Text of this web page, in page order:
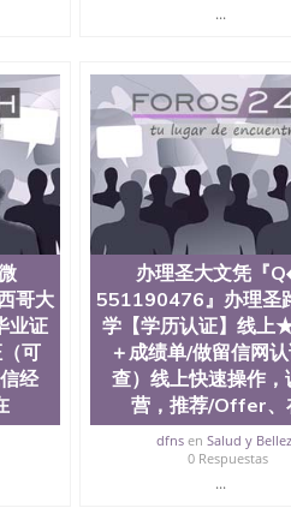
State University）圣何塞州立大
State University）圣何塞州立大
State University）圣何塞州立大学
State University）圣何塞州立大
State University）圣何塞州立
Jose State University）澳洲读
绩单购买学位证书/澳洲读本科
澳洲读书未毕业
买学位证书/澳洲读本科硕士做
』办理迈阿密大学牛津分校【
，诚信经营，推荐/Offer、在读证
买假学位证，制造假国外大学文
...
哥大
业证
可
经
办理圣大文凭『
551190476』办理圣
学【学历认证】线上
＋成绩单/做留信网
查）线上快速操作，
营，推荐/Offer、
dfnsen Salud y
0 Respuestas
...